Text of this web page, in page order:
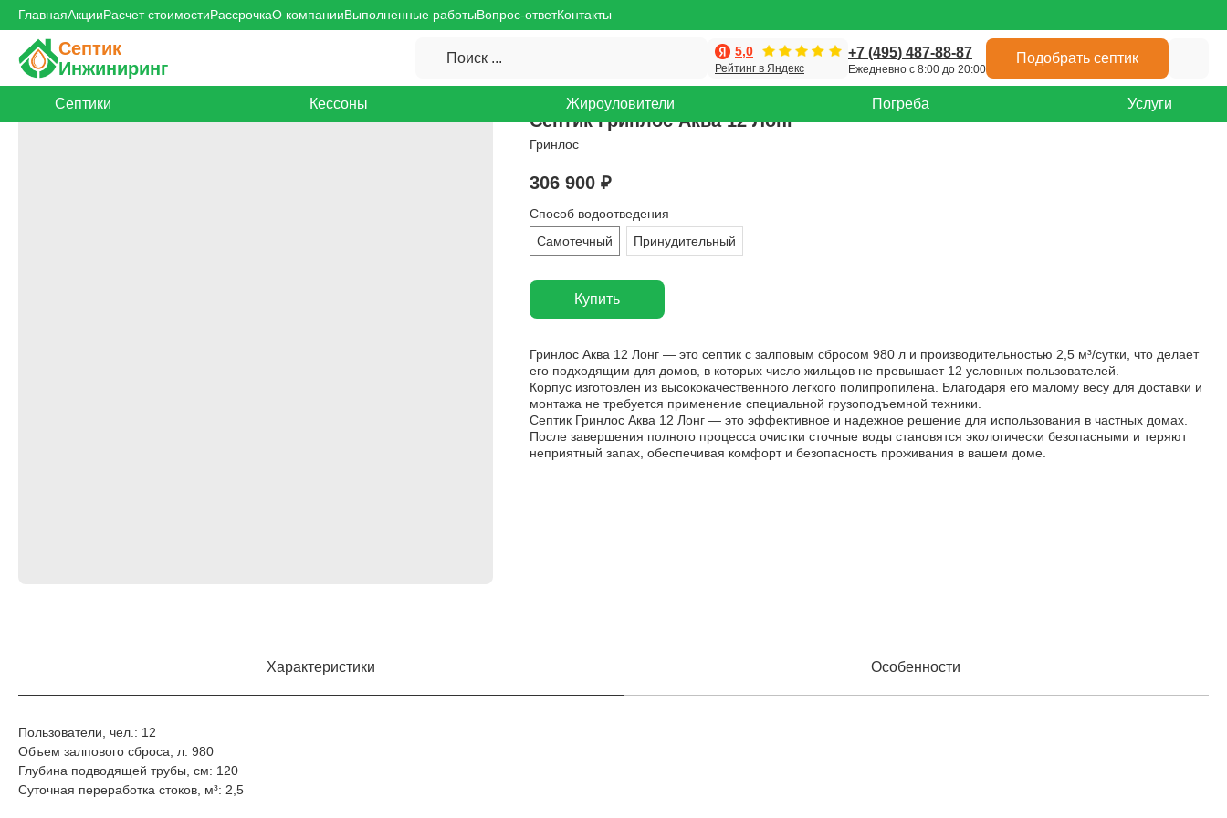
ГлавнаяАкцииРасчет стоимостиРассрочкаО компанииВыполненные работыВопрос-ответКонтакты
Септик
Инжиниринг
Поиск ...
Рейтинг в Яндекс
5,0 +7 (495) 487-88-87
Ежедневно с 8:00 до 20:00
Подобрать септик
Септики Кессоны Жироуловители Погреба Услуги
Септик Гринлос Аква 12 Лонг
Гринлос
306 900 ₽
Способ водоотведения
Самотечный
Принудительный
Купить
Гринлос Аква 12 Лонг — это септик с залповым сбросом 980 л и производительностью 2,5 м³/сутки, что делает
его подходящим для домов, в которых число жильцов не превышает 12 условных пользователей.
Корпус изготовлен из высококачественного легкого полипропилена. Благодаря его малому весу для доставки и
монтажа не требуется применение специальной грузоподъемной техники.
Септик Гринлос Аква 12 Лонг — это эффективное и надежное решение для использования в частных домах.
После завершения полного процесса очистки сточные воды становятся экологически безопасными и теряют
неприятный запах, обеспечивая комфорт и безопасность проживания в вашем доме.
Характеристики Особенности
Пользователи, чел.: 12
Объем залпового сброса, л: 980
Глубина подводящей трубы, см: 120
Суточная переработка стоков, м³: 2,5